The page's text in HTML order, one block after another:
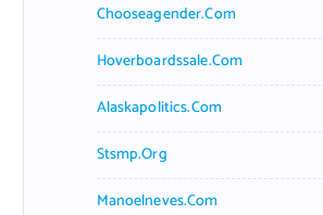
Chooseagender.com
Hoverboardssale.com
Alaskapolitics.com
Stsmp.org
Manoelneves.com